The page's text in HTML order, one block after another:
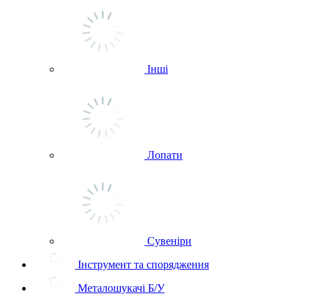
Інші
Лопати
Сувеніри
Інструмент та спорядження
Металошукачі Б/У